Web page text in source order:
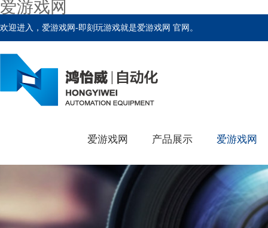
爱游戏网
欢迎进入，爱游戏网-即刻玩游戏就是爱游戏网 官网。
爱游戏网 产品展示 爱游戏网